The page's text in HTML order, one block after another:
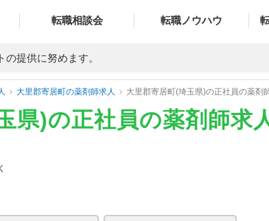
転職相談会 転職ノウハウ
提供に努めます。
大里郡寄居町の薬剤師求人 大里郡寄居町(埼玉県)の正社員の薬剤
県)の正社員の薬剤師求